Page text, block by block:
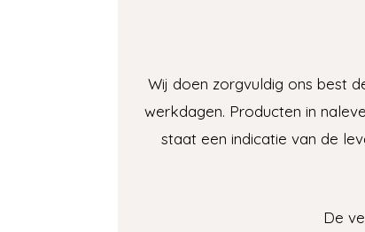
Wij doen zorgvuldig ons best
werkdagen. Producten in
staat een indicatie van de
De